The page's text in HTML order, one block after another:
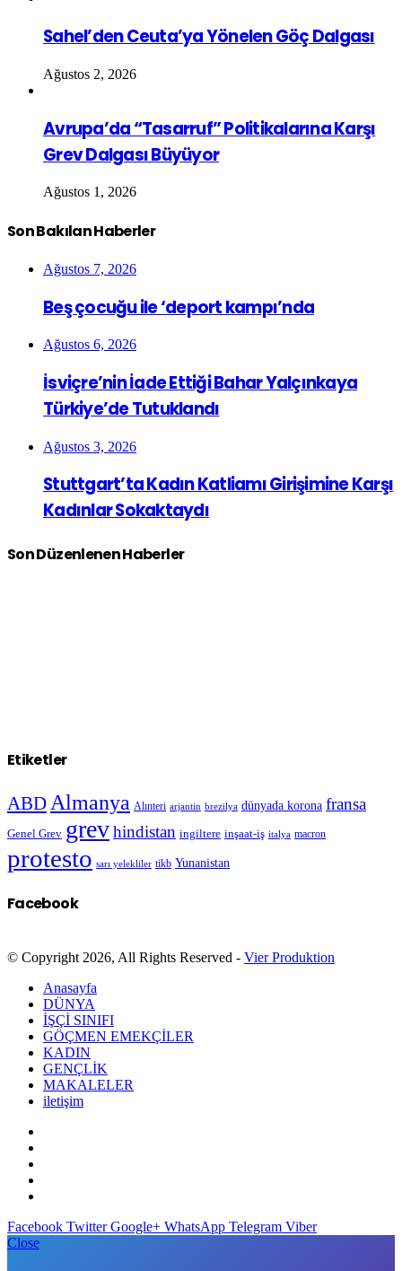
Sahel’den Ceuta’ya Yönelen Göç Dalgası
Ağustos 2, 2026
Avrupa’da “Tasarruf” Politikalarına Karşı
Grev Dalgası Büyüyor
Ağustos 1, 2026
Son Bakılan Haberler
Ağustos 7, 2026
Beş çocuğu ile ‘deport kampı’nda
Ağustos 6, 2026
İsviçre’nin İade Ettiği Bahar Yalçınkaya
Türkiye’de Tutuklandı
Ağustos 3, 2026
Stuttgart’ta Kadın Katliamı Girişimine Karşı
Kadınlar Sokaktaydı
Son Düzenlenen Haberler
Etiketler
ABD Almanya Alınteri arjantin brezilya dünyada korona fransa
Genel Grev grevhindistan ingiltere inşaat-iş italya macron
protesto sarı yelekliler tikb Yunanistan
Facebook
© Copyright 2026, All Rights Reserved - Vier Produktion
Anasayfa
DÜNYA
İŞÇİ SINIFI
GÖÇMEN EMEKÇİLER
KADIN
GENÇLİK
MAKALELER
iletişim
Facebook Twitter Google+ WhatsApp Telegram Viber
Close